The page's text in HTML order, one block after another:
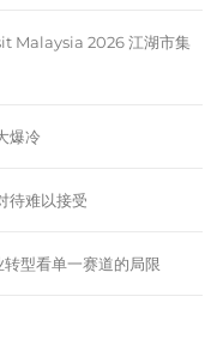
Malaysia 2026 江湖市集
爆冷
待难以接受
型看单一赛道的局限